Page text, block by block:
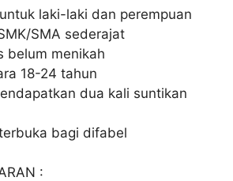
laki-laki dan perempuan
SMA sederajat
belum menikah
18-24 tahun
dua kali suntikan
bagi difabel
: